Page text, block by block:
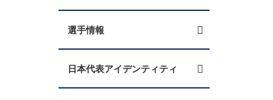
選手情報
日本代表アイデンティティ